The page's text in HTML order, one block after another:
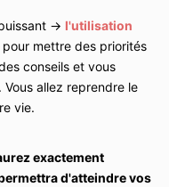
-> l'utilisation
pour mettre des priorités
conseils et vous
allez reprendre le
vie.
exactement
d'atteindre vos